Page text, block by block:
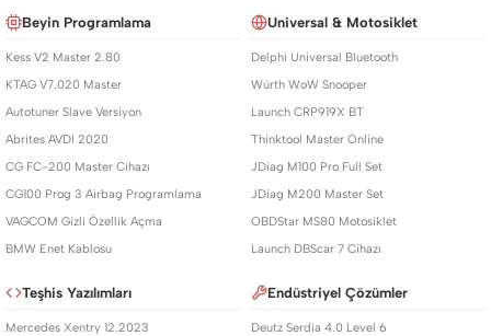
Beyin Programlama
Kess V2 Master 2.80
KTAG V7.020 Master
Autotuner Slave Versiyon
Abrites AVDI 2020
CG FC-200 Master Cihazı
CG100 Prog 3 Airbag Programlama
VAGCOM Gizli Özellik Açma
BMW Enet Kablosu
Universal & Motosiklet
Delphi Universal Bluetooth
Würth WoW Snooper
Launch CRP919X BT
Thinktool Master Online
JDiag M100 Pro Full Set
JDiag M200 Master Set
OBDStar MS80 Motosiklet
Launch DBScar 7 Cihazı
Teşhis Yazılımları
Mercedes Xentry 12.2023
Endüstriyel Çözümler
Deutz Serdia 4.0 Level 6